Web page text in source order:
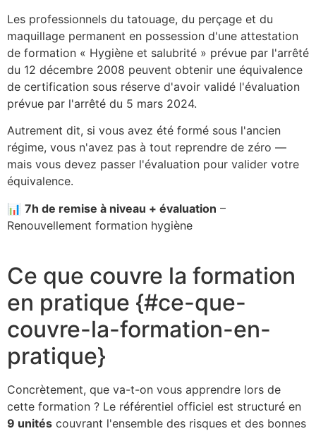
Les professionnels du tatouage, du perçage et du
maquillage permanent en possession d'une attestation
de formation « Hygiène et salubrité » prévue par l'arrêté
du 12 décembre 2008 peuvent obtenir une équivalence
de certification sous réserve d'avoir validé l'évaluation
prévue par l'arrêté du 5 mars 2024.
Autrement dit, si vous avez été formé sous l'ancien
régime, vous n'avez pas à tout reprendre de zéro —
mais vous devez passer l'évaluation pour valider votre
équivalence.
📊 7h de remise à niveau + évaluation –
Renouvellement formation hygiène
Ce que couvre la formation
en pratique {#ce-que-
couvre-la-formation-en-
pratique}
Concrètement, que va-t-on vous apprendre lors de
cette formation ? Le référentiel officiel est structuré en
9 unités couvrant l'ensemble des risques et des bonnes